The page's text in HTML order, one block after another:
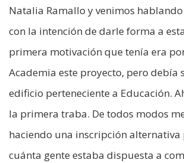
Natalia Ramallo y venimos
con la intención de darle forma a
primera motivación que tenía era
Academia este proyecto, pero debía
edificio perteneciente a Educación.
la primera traba. De todos modos
haciendo una inscripción alternativa
cuánta gente estaba dispuesta a